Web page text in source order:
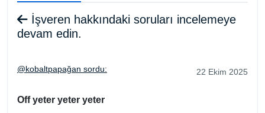
İşveren hakkındaki soruları incelemeye
devam edin.
@kobaltpapağan sordu: 22 Ekim 2025
Off yeter yeter yeter